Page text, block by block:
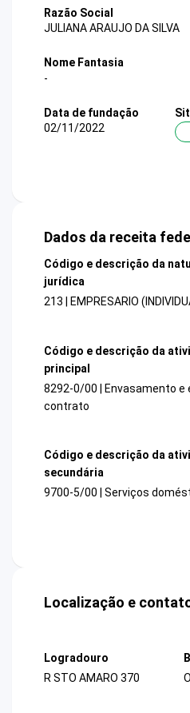
Razão Social
JULIANA ARAUJO DA SILVA
Nome Fantasia
-
Data de fundação
02/11/2022
Dados da receita
Código e descrição da
jurídica
213 | EMPRESARIO
Código e descrição da
principal
8292-0/00 | Envasamento
contrato
Código e descrição da
secundária
9700-5/00 | Serviços
Localização e
Logradouro
R STO AMARO 370